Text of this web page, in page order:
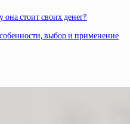
стоит своих денег?
выбор и применение